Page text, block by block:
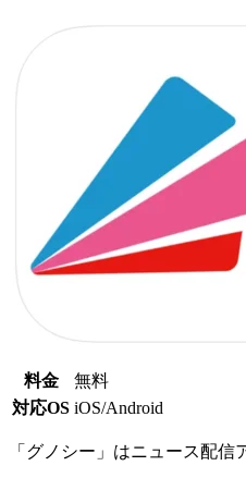
料金
無料
対応OS iOS/Android
「グノシー」はニュース配信